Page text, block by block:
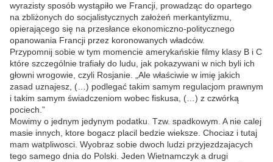
wyrazisty sposób wystąpiło we Francji, prowadząc do opartego
na zbliżonych do socjalistycznych założeń merkantylizmu,
opierającego się na przesłance ekonomiczno-politycznego
opanowania Francji przez koronowanych władców.
Przypomnij sobie w tym momencie amerykańskie filmy klasy B i C
które szczególnie trafiały do ludu, jak pokazywani w nich byli ich
głowni wrogowie, czyli Rosjanie. „Ale właściwie w imię jakich
zasad uznajesz, (…) podlegać takim samym regulacjom prawnym
i takim samym świadczeniom wobec fiskusa, (…) z czwórką
pociech.”
Mowimy o jednym jedynym podatku. Tzw. spadkowym. A nie calej
masie innych, ktore bogacz placil bedzie wieksze. Chociaz i tutaj
mam watpliwosci. Wyobraz sobie dwoch ludzi przyjezdzajacych
tego samego dnia do Polski. Jeden Wietnamczyk a drugi